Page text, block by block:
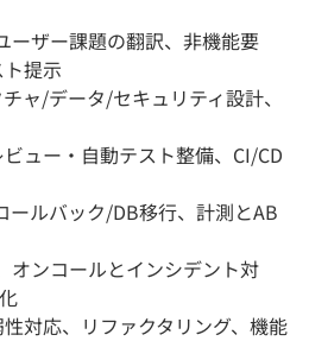
ーザー課題の翻訳、非機能要
提示
ャ/データ/セキュリティ設計、
ュー・自動テスト整備、CI/CD
ールバック/DB移行、計測とAB
オンコールとインシデント対
対応、リファクタリング、機能